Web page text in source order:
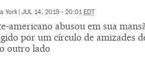
York | JUL 14, 2019 - 20:01EDT
americano abusou em sua
por um círculo de amizades
outro lado